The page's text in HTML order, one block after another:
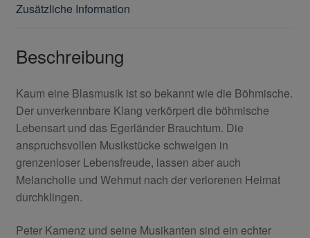
Zusätzliche Information
Beschreibung
Kaum eine Blasmusik ist so bekannt wie die Böhmische.
Der unverkennbare Klang verkörpert die böhmische
Lebensart und das Egerländer Brauchtum. Die
anspruchsvollen Musikstücke schwelgen in
grenzenloser Lebensfreude, lassen aber auch
Melancholie und Wehmut nach der verlorenen Heimat
durchklingen.
Peter Kamenz und seine Musikanten sind ein echter